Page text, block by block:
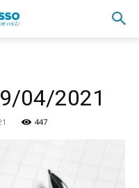
04/2021
447